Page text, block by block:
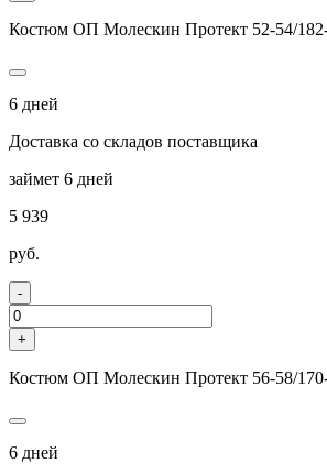
Костюм ОП Молескин Протект 52-54/
6 дней
Доставка со складов поставщика
займет 6 дней
5 939
руб.
-
+
Костюм ОП Молескин Протект 56-58/
6 дней